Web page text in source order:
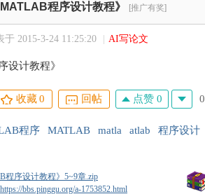
MATLAB程序设计教程》 [推广有奖]
于 2015-3-24 11:25:20 AI写论文
设计教程》
收藏0 回帖 点赞 0 0
程序 MATLAB matla atlab 程序设计
程序设计教程》5~9章.zip
bbs.pinggu.org/a-1753852.html